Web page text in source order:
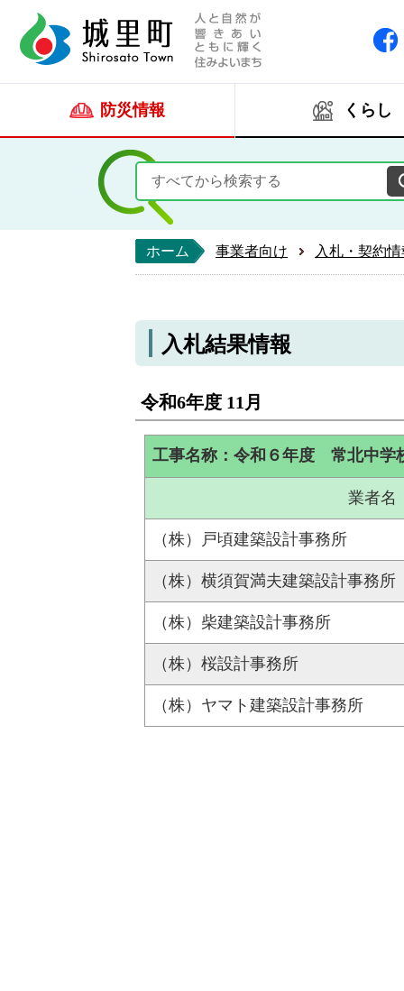
防災情報 くらし
ホーム 事業者向け 入札・契約
入札結果情報
令和6年度 11月
工事名称：令和６年度 常北中学
業者名
（株）戸頃建築設計事務所
（株）横須賀満夫建築設計事務所
（株）柴建築設計事務所
（株）桜設計事務所
（株）ヤマト建築設計事務所